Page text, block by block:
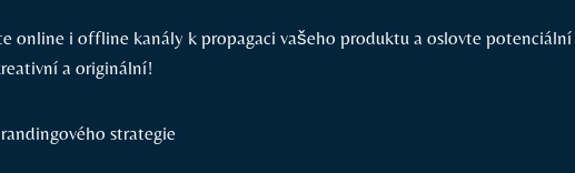
online i offline kanály k propagaci vašeho produktu a oslovte potenciální
a originální!